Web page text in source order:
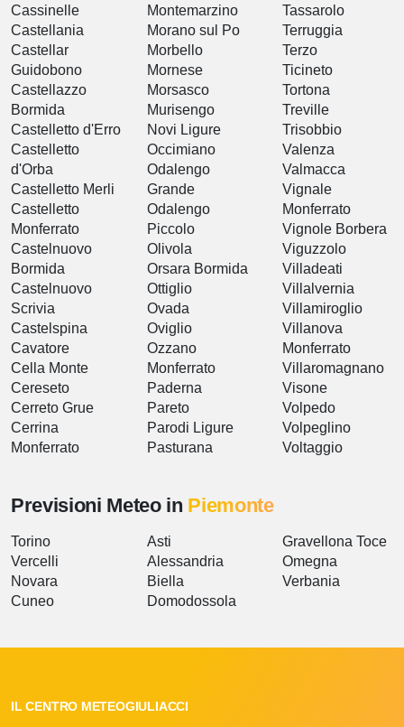
Cassinelle
Castellania
Castellar
Guidobono
Castellazzo
Bormida
Castelletto d'Erro
Castelletto
d'Orba
Castelletto Merli
Castelletto
Monferrato
Castelnuovo
Bormida
Castelnuovo
Scrivia
Castelspina
Cavatore
Cella Monte
Cereseto
Cerreto Grue
Cerrina
Monferrato
Montemarzino
Morano sul Po
Morbello
Mornese
Morsasco
Murisengo
Novi Ligure
Occimiano
Odalengo
Grande
Odalengo
Piccolo
Olivola
Orsara Bormida
Ottiglio
Ovada
Oviglio
Ozzano
Monferrato
Paderna
Pareto
Parodi Ligure
Pasturana
Tassarolo
Terruggia
Terzo
Ticineto
Tortona
Treville
Trisobbio
Valenza
Valmacca
Vignale
Monferrato
Vignole Borbera
Viguzzolo
Villadeati
Villalvernia
Villamiroglio
Villanova
Monferrato
Villaromagnano
Visone
Volpedo
Volpeglino
Voltaggio
Previsioni Meteo in Piemonte
Torino
Vercelli
Novara
Cuneo
Asti
Alessandria
Biella
Domodossola
Gravellona Toce
Omegna
Verbania
IL CENTRO METEOGIULIACCI